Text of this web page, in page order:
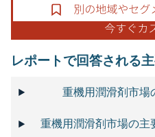
レポートで回答される
重機用潤滑剤市場
重機用潤滑剤市場の主